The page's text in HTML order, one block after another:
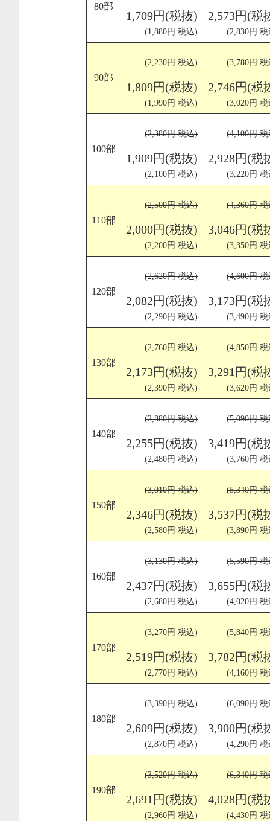
80部
1,709円(税抜)
(1,880円 税込)
2,573円(税
(2,830円
90部
(2,230円 税込)
1,809円(税抜)
(1,990円 税込)
(3,780円
2,746円(税
(3,020円
100部
(2,380円 税込)
1,909円(税抜)
(2,100円 税込)
(4,100円
2,928円(税
(3,220円
110部
(2,500円 税込)
2,000円(税抜)
(2,200円 税込)
(4,360円
3,046円(税
(3,350円
120部
(2,620円 税込)
2,082円(税抜)
(2,290円 税込)
(4,600円
3,173円(税
(3,490円
130部
(2,760円 税込)
2,173円(税抜)
(2,390円 税込)
(4,850円
3,291円(税
(3,620円
140部
(2,880円 税込)
2,255円(税抜)
(2,480円 税込)
(5,090円
3,419円(税
(3,760円
150部
(3,010円 税込)
2,346円(税抜)
(2,580円 税込)
(5,340円
3,537円(税
(3,890円
160部
(3,130円 税込)
2,437円(税抜)
(2,680円 税込)
(5,590円
3,655円(税
(4,020円
170部
(3,270円 税込)
2,519円(税抜)
(2,770円 税込)
(5,840円
3,782円(税
(4,160円
180部
(3,390円 税込)
2,609円(税抜)
(2,870円 税込)
(6,090円
3,900円(税
(4,290円
190部
(3,520円 税込)
2,691円(税抜)
(2,960円 税込)
(6,340円
4,028円(税
(4,430円